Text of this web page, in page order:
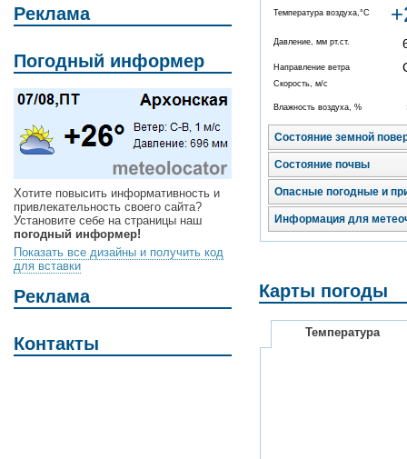
Реклама
Погодный информер
Хотите повысить информативность и
привлекательность своего сайта?
Установите себе на страницы наш
погодный информер!
Показать все дизайны и получить код
для вставки
Реклама
Контакты
Температура воздуха,°C
Давление, мм рт.ст.
Направление ветра
Скорость, м/с
Влажность воздуха, %
Состояние земной
Состояние почвы
Опасные погодные и
Информация для
Карты погоды
Температура